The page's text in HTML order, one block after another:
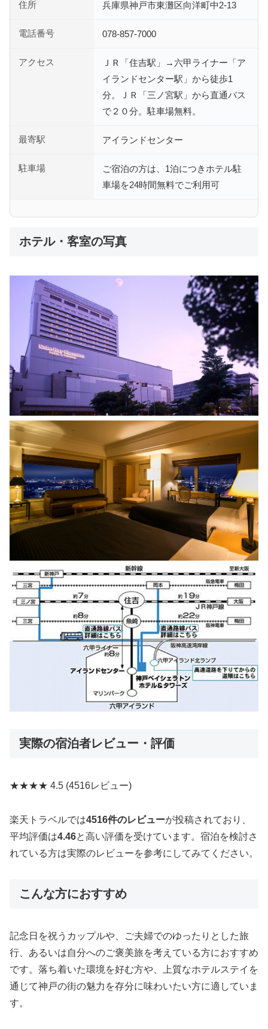
住所 兵庫県神戸市東灘区向洋町中2-13
電話番号 078-857-7000
アクセス
ＪＲ「住吉駅」→六甲ライナー「ア
イランドセンター駅」から徒歩1
分。ＪＲ「三ノ宮駅」から直通バス
で２０分。駐車場無料。
最寄駅 アイランドセンター
駐車場
ご宿泊の方は、1泊につきホテル駐
車場を24時間無料でご利用可
ホテル・客室の写真
実際の宿泊者レビュー・評価
★★★★ 4.5 (4516レビュー)
楽天トラベルでは4516件のレビューが投稿されており、
平均評価は4.46と高い評価を受けています。宿泊を検討さ
れている方は実際のレビューを参考にしてみてください。
こんな方におすすめ
記念日を祝うカップルや、ご夫婦でのゆったりとした旅
行、あるいは自分へのご褒美旅を考えている方におすすめ
です。落ち着いた環境を好む方や、上質なホテルステイを
通じて神戸の街の魅力を存分に味わいたい方に適していま
す。